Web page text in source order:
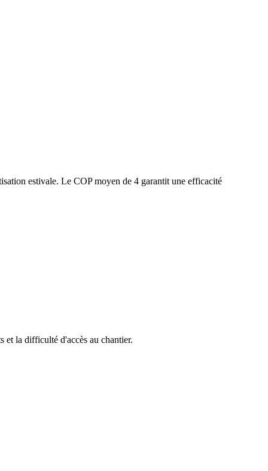
estivale. Le COP moyen de 4 garantit une efficacité
et la difficulté d'accès au chantier.